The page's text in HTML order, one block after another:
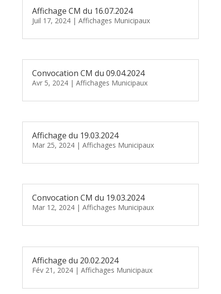
Affichage CM du 16.07.2024
Juil 17, 2024| Affichages Municipaux
Convocation CM du 09.04.2024
Avr 5, 2024| Affichages Municipaux
Affichage du 19.03.2024
Mar 25, 2024| Affichages Municipaux
Convocation CM du 19.03.2024
Mar 12, 2024| Affichages Municipaux
Affichage du 20.02.2024
Fév 21, 2024| Affichages Municipaux